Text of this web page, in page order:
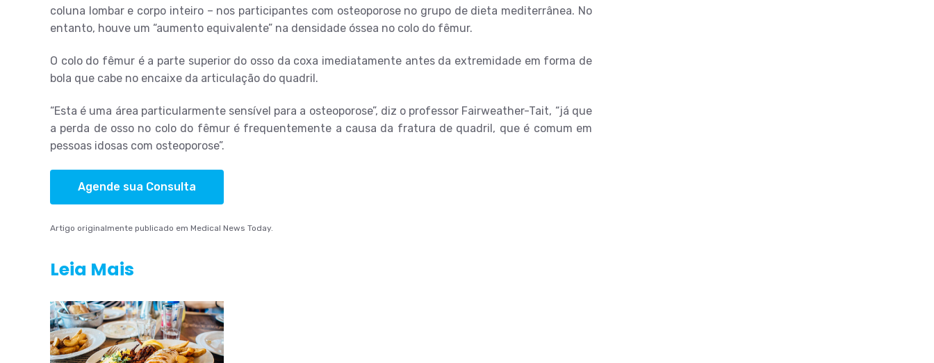
coluna lombar e corpo inteiro – nos participantes com osteoporose no grupo de dieta mediterrânea. No
entanto, houve um “aumento equivalente” na densidade óssea no colo do fêmur.
O colo do fêmur é a parte superior do osso da coxa imediatamente antes da extremidade em forma de
bola que cabe no encaixe da articulação do quadril.
“Esta é uma área particularmente sensível para a osteoporose”, diz o professor Fairweather-Tait, “já que
a perda de osso no colo do fêmur é frequentemente a causa da fratura de quadril, que é comum em
pessoas idosas com osteoporose”.
Agende sua Consulta
Artigo originalmente publicado em Medical News Today.
Leia Mais